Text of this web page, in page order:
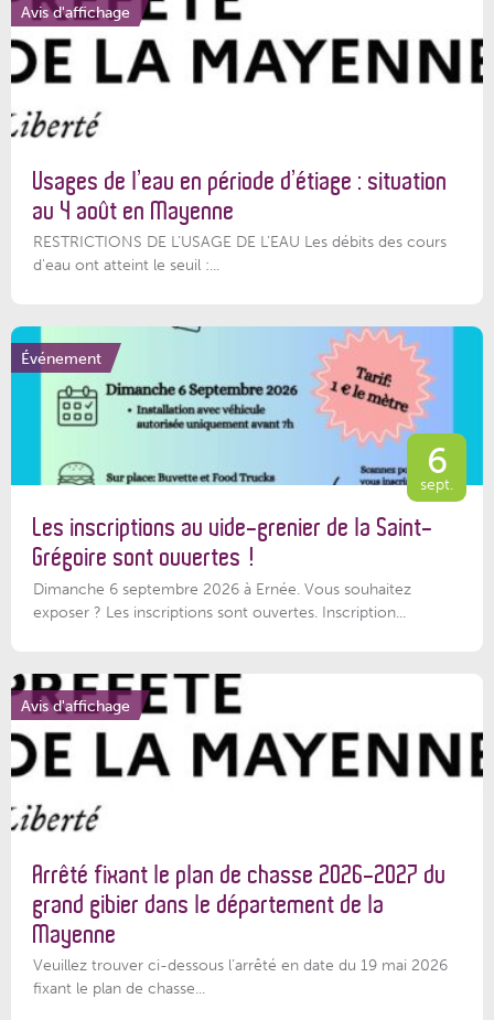
Avis d'affichage
Usages de l’eau en période d’étiage : situation
au 4 août en Mayenne
RESTRICTIONS DE L’USAGE DE L’EAU Les débits des cours
d'eau ont atteint le seuil :...
Événement
6
sept.
Les inscriptions au vide-grenier de la Saint-
Grégoire sont ouvertes !
Dimanche 6 septembre 2026 à Ernée. Vous souhaitez
exposer ? Les inscriptions sont ouvertes. Inscription...
Avis d'affichage
Arrêté fixant le plan de chasse 2026-2027 du
grand gibier dans le département de la
Mayenne
Veuillez trouver ci-dessous l’arrêté en date du 19 mai 2026
fixant le plan de chasse...